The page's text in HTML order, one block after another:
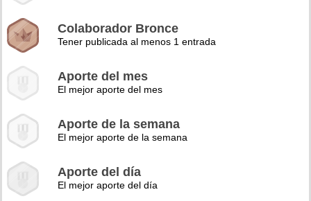
Colaborador Bronce
Tener publicada al menos 1 entrada
Aporte del mes
El mejor aporte del mes
Aporte de la semana
El mejor aporte de la semana
Aporte del día
El mejor aporte del día